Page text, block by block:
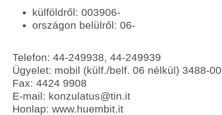
külföldről: 003906-
országon belülről: 06-
Telefon: 44-249938, 44-249939
Ügyelet: mobil (külf./belf. 06 nélkül) 3488-
Fax: 4424 9908
E-mail: konzulatus@tin.it
Honlap: www.huembit.it